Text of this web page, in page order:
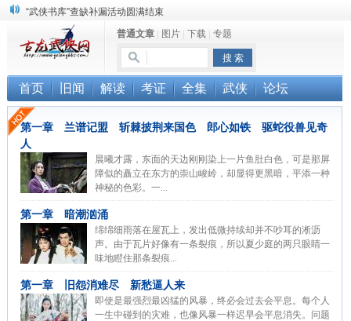
“武侠书库”查缺补漏活动圆满结束
《古龙小说原貌探究》修订版已上市
顾雪衣《古龙武侠小说知见录》上市
普通文章| 图片| 下载| 专题
首页 旧闻 解读 考证 全集 武侠 论坛
第一章 兰谱记盟 斩棘披荆来国色 郎心如铁 驱蛇役兽见奇
人
晨曦才露，东面的天边刚刚染上一片鱼肚白色，可是那屏
障似的矗立在东方的崇山峻岭，却显得更黑暗，平添一种
神秘的色彩。一...
第一章 暗潮汹涌
绵绵细雨落在屋瓦上，发出低微持续却并不吵耳的淅沥
声。由于瓦片好像有一条裂痕，所以夏少庭的两只眼睛一
味地瞪住那条裂痕...
第一章 旧怨消难尽 新愁逼人来
即使是最强烈最凶猛的风暴，终必会过去会平息。每个人
一生中碰到的灾难，也像风暴一样迟早会平息消失。问题